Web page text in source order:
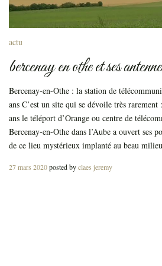
actu
bercenay en othe et ses
Bercenay-en-Othe : la station de
ans C’est un site qui se dévoile très rarement
ans le téléport d’Orange ou centre de
Bercenay-en-Othe dans l’Aube a ouvert ses
de ce lieu mystérieux implanté au beau
Posted
27 mars 2020posted byclaes jeremy